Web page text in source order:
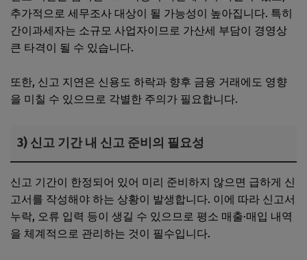
추가적으로 세무조사 대상이 될 가능성이 높아집니다. 특히
간이과세자는 소규모 사업자이므로 가산세 부담이 경영상
큰 타격이 될 수 있습니다.
또한, 신고 지연은 신용도 하락과 향후 금융 거래에도 영향
을 미칠 수 있으므로 각별한 주의가 필요합니다.
3) 신고 기간 내 신고 준비의 필요성
신고 기간이 한정되어 있어 미리 준비하지 않으면 급하게 신
고서를 작성해야 하는 상황이 발생합니다. 이에 따라 신고서
누락, 오류 입력 등이 생길 수 있으므로 평소 매출·매입 내역
을 체계적으로 관리하는 것이 필수입니다.